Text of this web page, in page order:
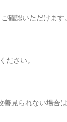
ご確認いただけま
ださい。
見られない場合